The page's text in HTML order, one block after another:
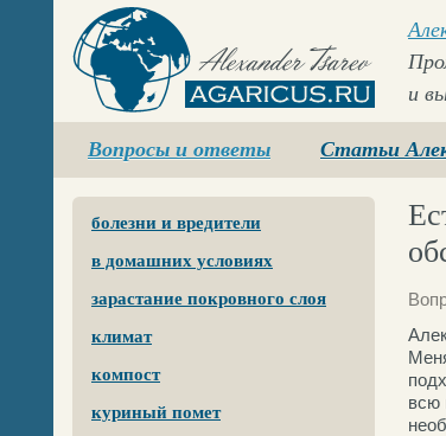
Agaricus.ru
и
Вопросы и ответы Статьи
болезни и вредители
в домашних условиях
зарастание покровного слоя
климат
компост
куриный помет
всю